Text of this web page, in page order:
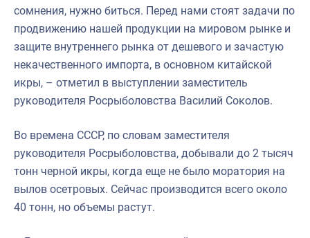
сомнения, нужно биться. Перед нами стоят задачи по
продвижению нашей продукции на мировом рынке и
защите внутреннего рынка от дешевого и зачастую
некачественного импорта, в основном китайской
икры, – отметил в выступлении заместитель
руководителя Росрыболовства Василий Соколов.
Во времена СССР, по словам заместителя
руководителя Росрыболовства, добывали до 2 тысяч
тонн черной икры, когда еще не было моратория на
вылов осетровых. Сейчас производится всего около
40 тонн, но объемы растут.